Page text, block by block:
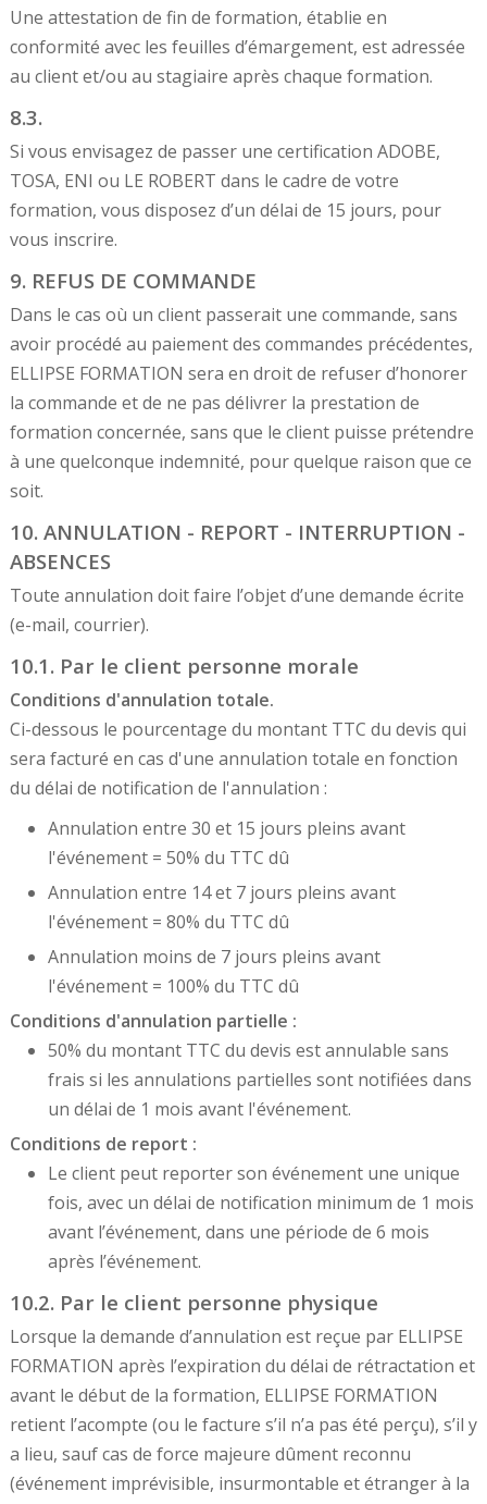
Une attestation de fin de formation, établie en
conformité avec les feuilles d’émargement, est adressée
au client et/ou au stagiaire après chaque formation.
8.3.
Si vous envisagez de passer une certification ADOBE,
TOSA, ENI ou LE ROBERT dans le cadre de votre
formation, vous disposez d’un délai de 15 jours, pour
vous inscrire.
9. REFUS DE COMMANDE
Dans le cas où un client passerait une commande, sans
avoir procédé au paiement des commandes précédentes,
ELLIPSE FORMATION sera en droit de refuser d’honorer
la commande et de ne pas délivrer la prestation de
formation concernée, sans que le client puisse prétendre
à une quelconque indemnité, pour quelque raison que ce
soit.
10. ANNULATION - REPORT - INTERRUPTION -
ABSENCES
Toute annulation doit faire l’objet d’une demande écrite
(e-mail, courrier).
10.1. Par le client personne morale
Conditions d'annulation totale.
Ci-dessous le pourcentage du montant TTC du devis qui
sera facturé en cas d'une annulation totale en fonction
du délai de notification de l'annulation :
Annulation entre 30 et 15 jours pleins avant
l'événement = 50% du TTC dû
Annulation entre 14 et 7 jours pleins avant
l'événement = 80% du TTC dû
Annulation moins de 7 jours pleins avant
l'événement = 100% du TTC dû
Conditions d'annulation partielle :
50% du montant TTC du devis est annulable sans
frais si les annulations partielles sont notifiées dans
un délai de 1 mois avant l'événement.
Conditions de report :
Le client peut reporter son événement une unique
fois, avec un délai de notification minimum de 1 mois
avant l’événement, dans une période de 6 mois
après l’événement.
10.2. Par le client personne physique
Lorsque la demande d’annulation est reçue par ELLIPSE
FORMATION après l’expiration du délai de rétractation et
avant le début de la formation, ELLIPSE FORMATION
retient l’acompte (ou le facture s’il n’a pas été perçu), s’il y
a lieu, sauf cas de force majeure dûment reconnu
(événement imprévisible, insurmontable et étranger à la